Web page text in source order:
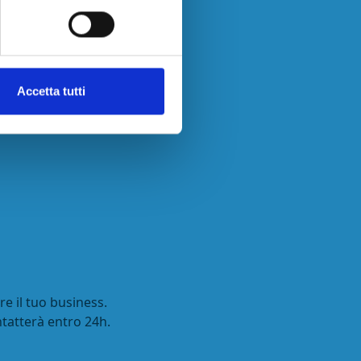
Accetta tutti
Parcheggi Porto Trapani
Parcheggi Porto Trieste
il tuo business.
entro 24h.